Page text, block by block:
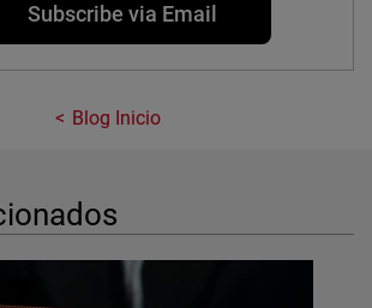
Subscribe via Email
Blog Inicio